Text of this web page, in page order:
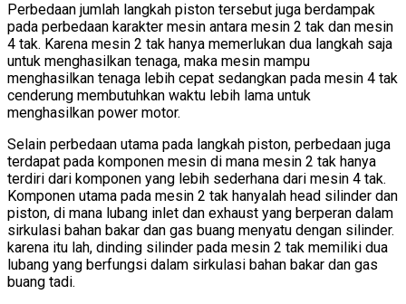
Perbedaan jumlah langkah piston tersebut juga berdampak
pada perbedaan karakter mesin antara mesin 2 tak dan mesin
4 tak. Karena mesin 2 tak hanya memerlukan dua langkah saja
untuk menghasilkan tenaga, maka mesin mampu
menghasilkan tenaga lebih cepat sedangkan pada mesin 4 tak
cenderung membutuhkan waktu lebih lama untuk
menghasilkan power motor.
Selain perbedaan utama pada langkah piston, perbedaan juga
terdapat pada komponen mesin di mana mesin 2 tak hanya
terdiri dari komponen yang lebih sederhana dari mesin 4 tak.
Komponen utama pada mesin 2 tak hanyalah head silinder dan
piston, di mana lubang inlet dan exhaust yang berperan dalam
sirkulasi bahan bakar dan gas buang menyatu dengan silinder.
karena itu lah, dinding silinder pada mesin 2 tak memiliki dua
lubang yang berfungsi dalam sirkulasi bahan bakar dan gas
buang tadi.